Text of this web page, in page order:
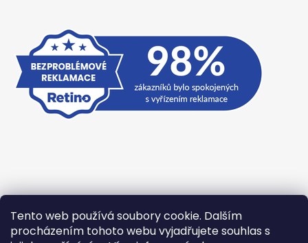
Tento web používá soubory cookie. Dalším
procházením tohoto webu vyjadřujete souhlas s
Přijímáme online platby